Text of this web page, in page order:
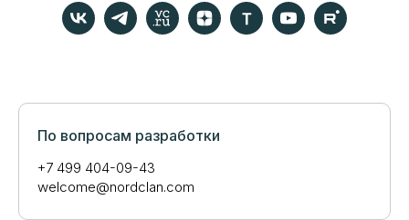
По вопросам разработки
+7 499 404-09-43
welcome@nordclan.com